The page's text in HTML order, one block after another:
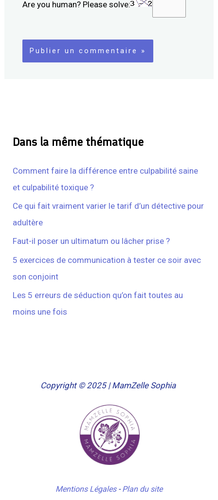
Are you human? Please solve:
Dans la même thématique
Comment faire la différence entre culpabilité saine
et culpabilité toxique ?
Ce qui fait vraiment varier le tarif d’un détective pour
adultère
Faut-il poser un ultimatum ou lâcher prise ?
5 exercices de communication à tester ce soir avec
son conjoint
Les 5 erreurs de séduction qu’on fait toutes au
moins une fois
Copyright © 2025 | MamZelle Sophia
Mentions Légales-Plan du site